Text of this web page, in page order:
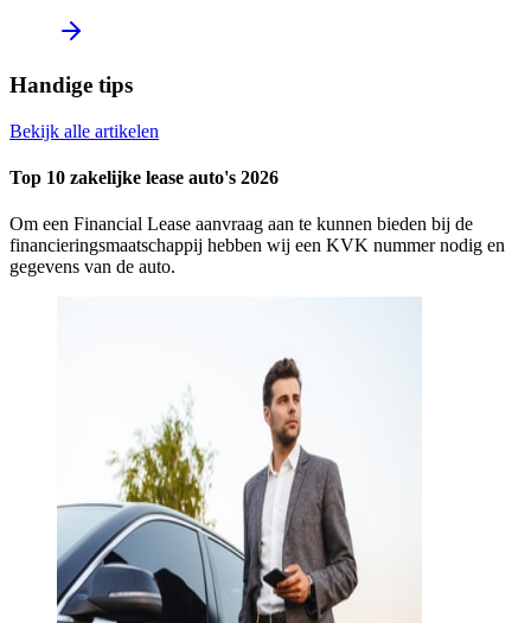
Handige tips
Bekijk alle artikelen
Top 10 zakelijke lease auto's 2026
Om een Financial Lease aanvraag aan te kunnen bieden bij de
financieringsmaatschappij hebben wij een KVK nummer nodig en
gegevens van de auto.